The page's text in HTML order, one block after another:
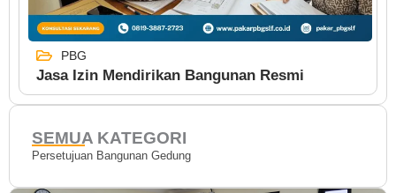
PBG
Jasa Izin Mendirikan Bangunan Resmi
SEMUA KATEGORI
Persetujuan Bangunan Gedung